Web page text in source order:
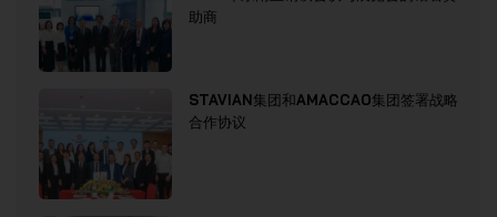
助商
STAVIAN集团和AMACCAO集团签署战略
合作协议